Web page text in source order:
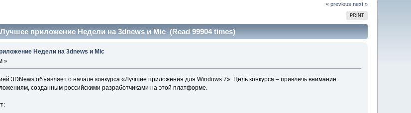
« previous next »
PRINT
приложение Недели на 3dnews и Mic (Read 99904 times)
Недели на 3dnews и Mic
»
3DNews объявляет о начале конкурса «Лучшие приложения для Windows 7». Цель конкурса – привлечь внимание
созданным российскими разработчиками на этой платформе.